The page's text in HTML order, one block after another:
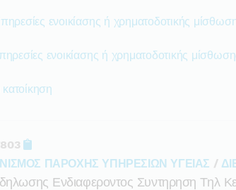
ενοικίασης ή χρηματοδοτικής
ενοικίασης ή χρηματοδοτικής
κατοίκηση
ΠΑΡΟΧΗΣ ΥΠΗΡΕΣΙΩΝ ΥΓΕΙΑΣ /
Ενδιαφεροντος Συντηρηση Τηλ